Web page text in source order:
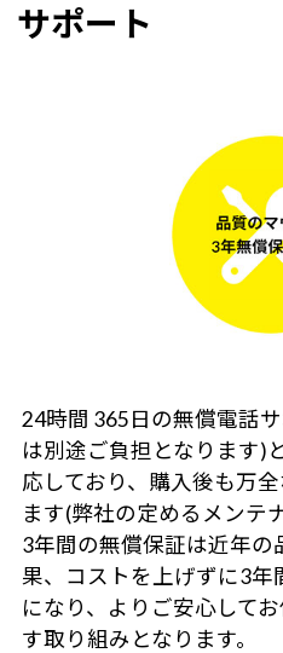
サポート
24時間 365日の無償電話
は別途ご負担となります)
応しており、購入後も万
ます(弊社の定めるメンテ
3年間の無償保証は近年
果、コストを上げずに3
になり、よりご安心して
す取り組みとなります。